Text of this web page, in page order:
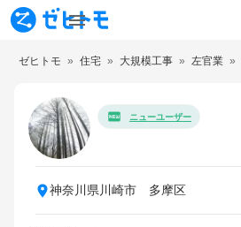
ゼヒトモ 住宅 大規模工事 左官業
ニューユーザー
神奈川県川崎市 多摩区